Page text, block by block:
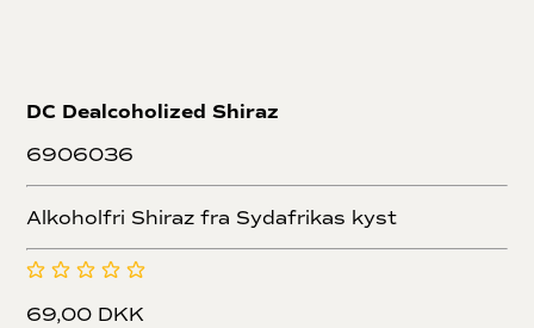
DC Dealcoholized Shiraz
6906036
Alkoholfri Shiraz fra Sydafrikas kyst
69,00 DKK